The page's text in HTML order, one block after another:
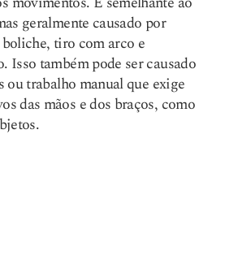
geralmente causado por
tiro com arco e
Isso também pode ser causado
trabalho manual que exige
das mãos e dos braços, como